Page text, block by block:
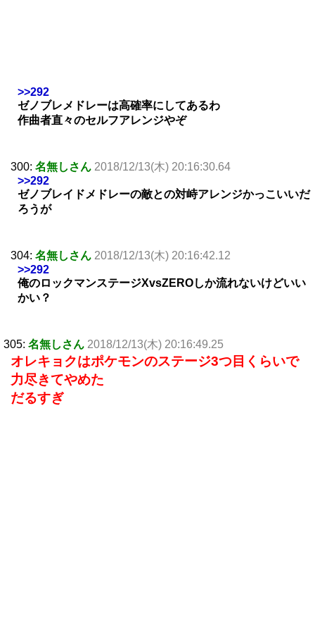
>>292
ゼノブレメドレーは高確率にしてあるわ
作曲者直々のセルフアレンジやぞ
300: 名無しさん 2018/12/13(木) 20:16:30.64
>>292
ゼノブレイドメドレーの敵との対峙アレンジかっこいいだ
ろうが
304: 名無しさん 2018/12/13(木) 20:16:42.12
>>292
俺のロックマンステージXvsZEROしか流れないけどいい
かい？
305: 名無しさん 2018/12/13(木) 20:16:49.25
オレキョクはポケモンのステージ3つ目くらいで
力尽きてやめた
だるすぎ